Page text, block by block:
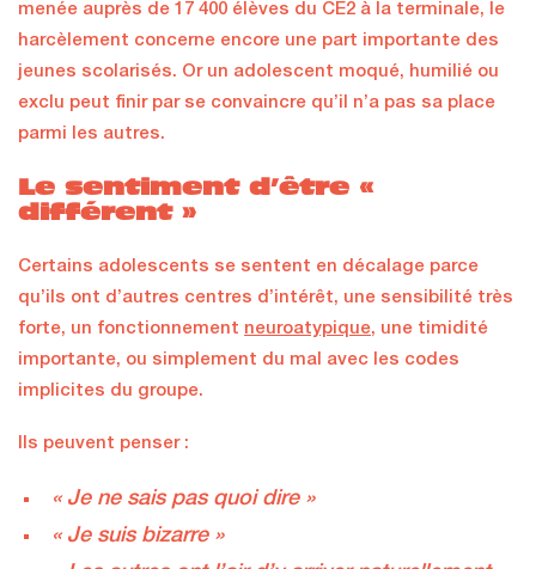
menée auprès de 17 400 élèves du CE2 à la terminale, le
harcèlement concerne encore une part importante des
jeunes scolarisés. Or un adolescent moqué, humilié ou
exclu peut finir par se convaincre qu’il n’a pas sa place
parmi les autres.
Le sentiment d’être «
différent »
Certains adolescents se sentent en décalage parce
qu’ils ont d’autres centres d’intérêt, une sensibilité très
forte, un fonctionnement neuroatypique, une timidité
importante, ou simplement du mal avec les codes
implicites du groupe.
Ils peuvent penser :
« Je ne sais pas quoi dire »
« Je suis bizarre »